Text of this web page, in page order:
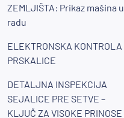
ZEMLJIŠTA: Prikaz mašina u
radu
ELEKTRONSKA KONTROLA
PRSKALICE
DETALJNA INSPEKCIJA
SEJALICE PRE SETVE –
KLJUČ ZA VISOKE PRINOSE